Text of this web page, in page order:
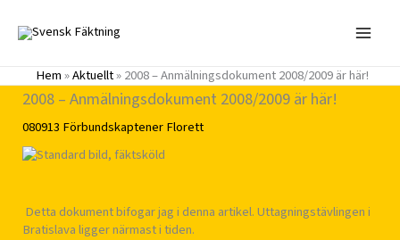
innehåll
Hem»Aktuellt»2008 – Anmälningsdokument 2008/2009 är här!
2008 – Anmälningsdokument 2008/2009 är här!
080913 FörbundskaptenerFlorett
Detta dokument bifogar jag i denna artikel. Uttagningstävlingen i
Bratislava ligger närmast i tiden.